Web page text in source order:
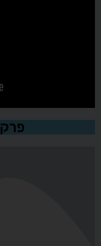
פרק 7 - התמכרויות